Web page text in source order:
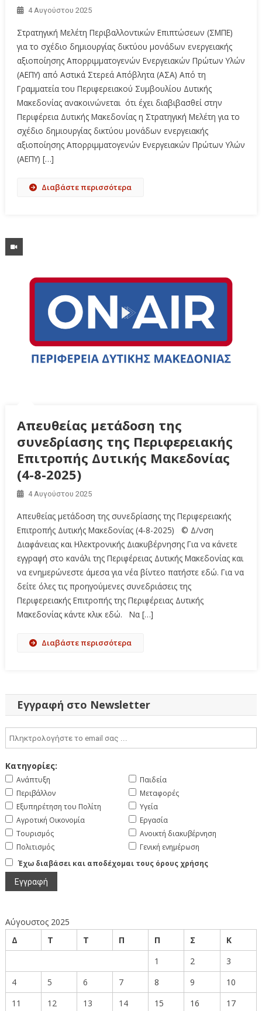
4 Αυγούστου 2025
Στρατηγική Μελέτη Περιβαλλοντικών Επιπτώσεων (ΣΜΠΕ)
για το σχέδιο δημιουργίας δικτύου μονάδων ενεργειακής
αξιοποίησης Απορριμματογενών Ενεργειακών Πρώτων Υλών
(ΑΕΠΥ) από Αστικά Στερεά Απόβλητα (ΑΣΑ) Από τη
Γραμματεία του Περιφερειακού Συμβουλίου Δυτικής
Μακεδονίας ανακοινώνεται ότι έχει διαβιβασθεί στην
Περιφέρεια Δυτικής Μακεδονίας η Στρατηγική Μελέτη για το
σχέδιο δημιουργίας δικτύου μονάδων ενεργειακής
αξιοποίησης Απορριμματογενών Ενεργειακών Πρώτων Υλών
(ΑΕΠΥ) […]
Διαβάστε περισσότερα
Απευθείας μετάδοση της
συνεδρίασης της Περιφερειακής
Επιτροπής Δυτικής Μακεδονίας
(4-8-2025)
4 Αυγούστου 2025
Απευθείας μετάδοση της συνεδρίασης της Περιφερειακής
Επιτροπής Δυτικής Μακεδονίας (4-8-2025) © Δ/νση
Διαφάνειας και Ηλεκτρονικής Διακυβέρνησης Για να κάνετε
εγγραφή στο κανάλι της Περιφέρειας Δυτικής Μακεδονίας και
να ενημερώνεστε άμεσα για νέα βίντεο πατήστε εδώ. Για να
δείτε όλες τις προηγούμενες συνεδριάσεις της
Περιφερειακής Επιτροπής της Περιφέρειας Δυτικής
Μακεδονίας κάντε κλικ εδώ. Να […]
Διαβάστε περισσότερα
Εγγραφή στο Newsletter
Κατηγορίες:
Ανάπτυξη
Περιβάλλον
Εξυπηρέτηση του Πολίτη
Αγροτική Οικονομία
Τουρισμός
Πολιτισμός
Παιδεία
Μεταφορές
Υγεία
Εργασία
Ανοικτή διακυβέρνηση
Γενική ενημέρωση
Έχω διαβάσει και αποδέχομαι τους όρους χρήσης
Αύγουστος 2025
Δ
Τ Τ Π Π Σ
Κ
1
2
3
4
5 6 7 8 9
10
11
12 13 14 15 16 17